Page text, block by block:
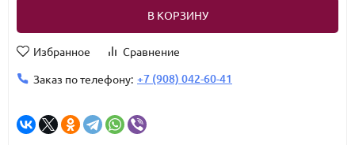
В КОРЗИНУ
Избранное
Сравнение
Заказ по телефону: +7 (908) 042-60-41